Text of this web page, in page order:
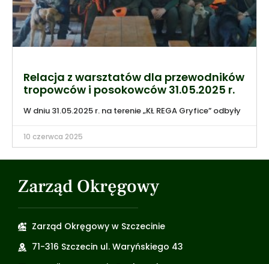
Relacja z warsztatów dla przewodników
tropowców i posokowców 31.05.2025 r.
W dniu 31.05.2025 r. na terenie „KŁ REGA Gryfice” odbyły
10 czerwca 2025
Zarząd Okręgowy
Zarząd Okręgowy w Szczecinie
71-316 Szczecin ul. Waryńskiego 43